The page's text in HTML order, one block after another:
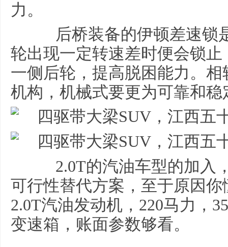
力。
后桥装备的伊顿差速锁
轮出现一定转速差时便会锁
一侧后轮，提高脱困能力。
机构，机械式要更为可靠和稳
2.0T的汽油车型的加入
可行性替代方案，至于原因
2.0T汽油发动机，220马力，
变速箱，账面参数够看。